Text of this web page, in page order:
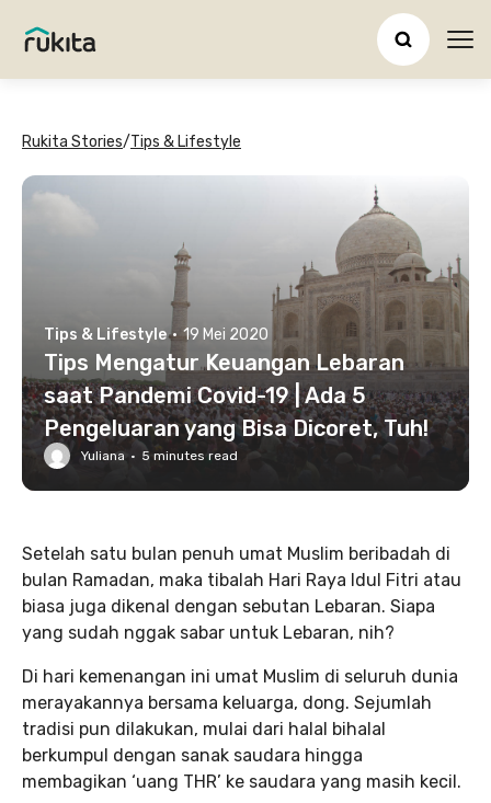
Rukita Stories/Tips & Lifestyle
Tips & Lifestyle · 19 Mei 2020
Tips Mengatur Keuangan Lebaran
saat Pandemi Covid-19 | Ada 5
Pengeluaran yang Bisa Dicoret, Tuh!
Yuliana · 5 minutes read
Setelah satu bulan penuh umat Muslim beribadah di
bulan Ramadan, maka tibalah Hari Raya Idul Fitri atau
biasa juga dikenal dengan sebutan Lebaran. Siapa
yang sudah nggak sabar untuk Lebaran, nih?
Di hari kemenangan ini umat Muslim di seluruh dunia
merayakannya bersama keluarga, dong. Sejumlah
tradisi pun dilakukan, mulai dari halal bihalal
berkumpul dengan sanak saudara hingga
membagikan ‘uang THR’ ke saudara yang masih kecil.